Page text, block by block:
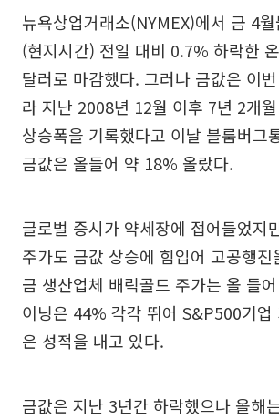
뉴욕상업거래소(NYMEX)에서 금 4
(현지시간) 전일 대비 0.7% 하락한
달러로 마감했다. 그러나 금값은 이
라 지난 2008년 12월 이후 7년 2개
상승폭을 기록했다고 이날 블룸버그
금값은 올들어 약 18% 올랐다.
글로벌 증시가 약세장에 접어들었지
주가도 금값 상승에 힘입어 고공행진
금 생산업체 배릭골드 주가는 올 들
이닝은 44% 각각 뛰어 S&P500기업
은 성적을 내고 있다.
금값은 지난 3년간 하락했으나 올해